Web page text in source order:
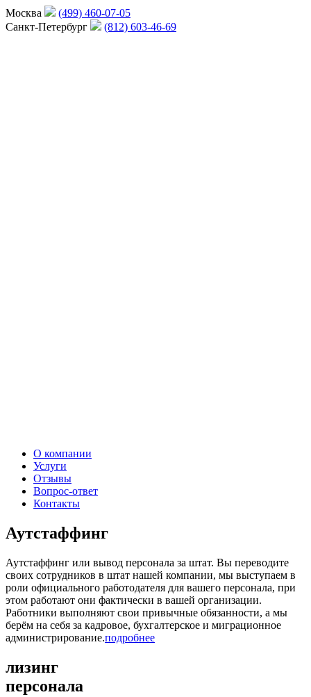
Москва
(499) 460-07-05
Санкт-Петербург
(812) 603-46-69
О компании
Услуги
Отзывы
Вопрос-ответ
Контакты
Аутстаффинг
Аутстаффинг или вывод персонала за штат. Вы переводите
своих сотрудников в штат нашей компании, мы выступаем в
роли официального работодателя для вашего персонала, при
этом работают они фактически в вашей организации.
Работники выполняют свои привычные обязанности, а мы
берём на себя за кадровое, бухгалтерское и миграционное
администрирование.подробнее
лизинг
персонала